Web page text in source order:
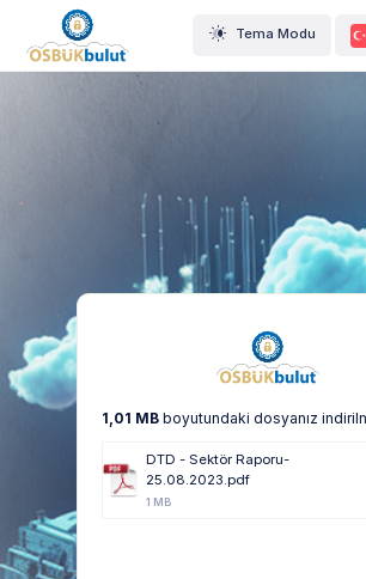
Tema Modu
1,01 MB boyutundaki dosyanız
DTD - Sektör Raporu-
25.08.2023.pdf
1 MB